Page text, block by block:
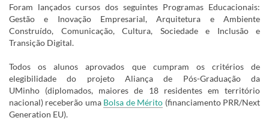
Foram lançados cursos dos seguintes Programas Educacionais:
Gestão e Inovação Empresarial, Arquitetura e Ambiente
Construído, Comunicação, Cultura, Sociedade e Inclusão e
Transição Digital.
Todos os alunos aprovados que cumpram os critérios de
elegibilidade do projeto Aliança de Pós-Graduação da
UMinho (diplomados, maiores de 18 residentes em território
nacional) receberão uma Bolsa de Mérito (financiamento PRR/Next
Generation EU).